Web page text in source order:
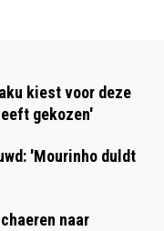
kiest voor deze
gekozen'
'Mourinho duldt
naar